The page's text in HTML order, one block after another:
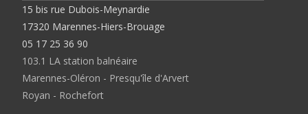
15 bis rue Dubois-Meynardie
17320 Marennes-Hiers-Brouage
05 17 25 36 90
103.1 LA station balnéaire
Marennes-Oléron - Presqu'île d'Arvert
Royan - Rochefort